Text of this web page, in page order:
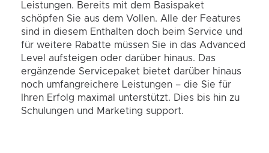
Leistungen. Bereits mit dem Basispaket
schöpfen Sie aus dem Vollen. Alle der Features
sind in diesem Enthalten doch beim Service und
für weitere Rabatte müssen Sie in das Advanced
Level aufsteigen oder darüber hinaus. Das
ergänzende Servicepaket bietet darüber hinaus
noch umfangreichere Leistungen – die Sie für
Ihren Erfolg maximal unterstützt. Dies bis hin zu
Schulungen und Marketing support.